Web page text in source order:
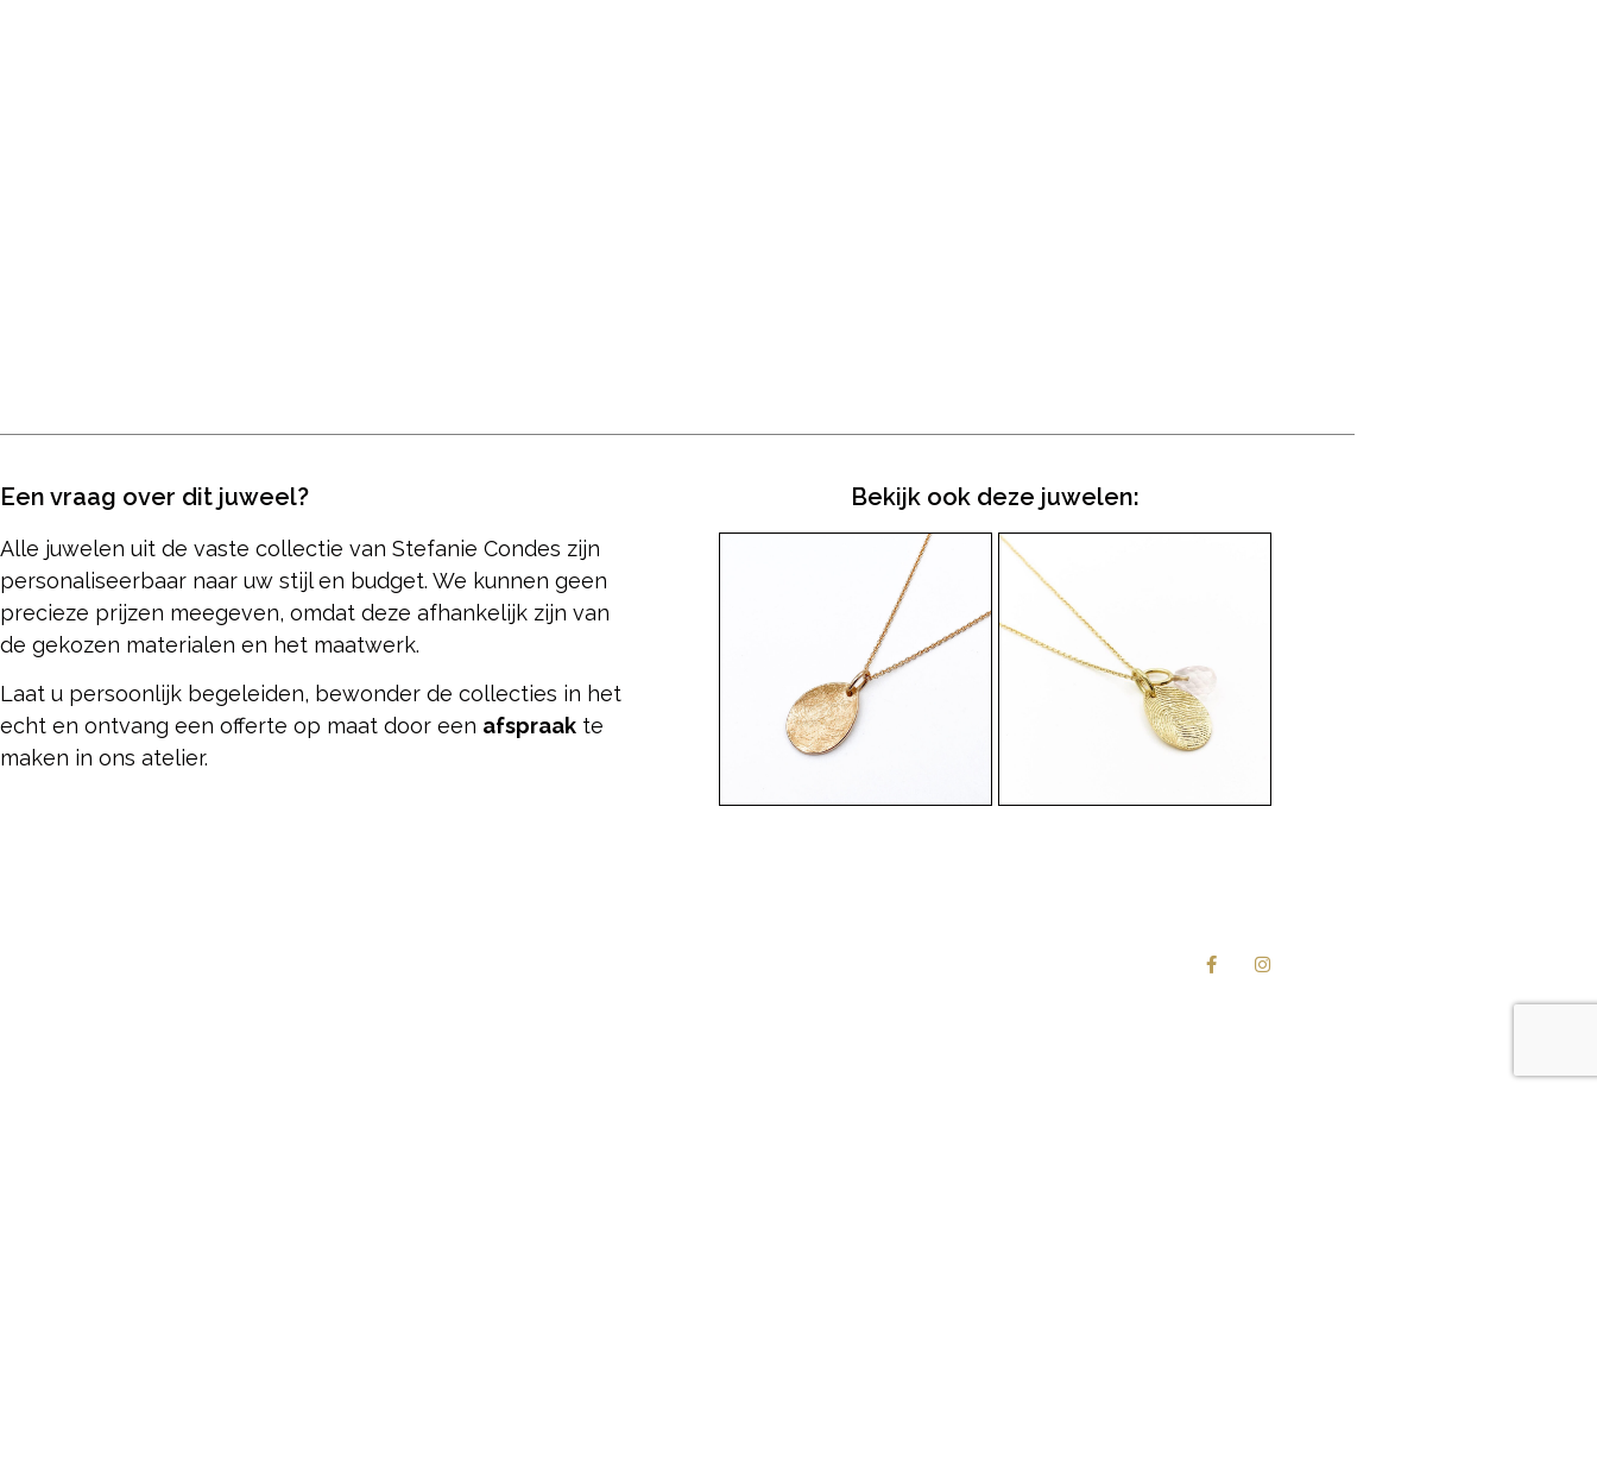
Een vraag over dit juweel?
Alle juwelen uit de vaste collectie van Stefanie Condes zijn
personaliseerbaar naar uw stijl en budget. We kunnen geen
precieze prijzen meegeven, omdat deze afhankelijk zijn van
de gekozen materialen en het maatwerk.
Laat u persoonlijk begeleiden, bewonder de collecties in het
echt en ontvang een offerte op maat door een afspraak te
maken in ons atelier.
Bekijk ook deze juwelen: